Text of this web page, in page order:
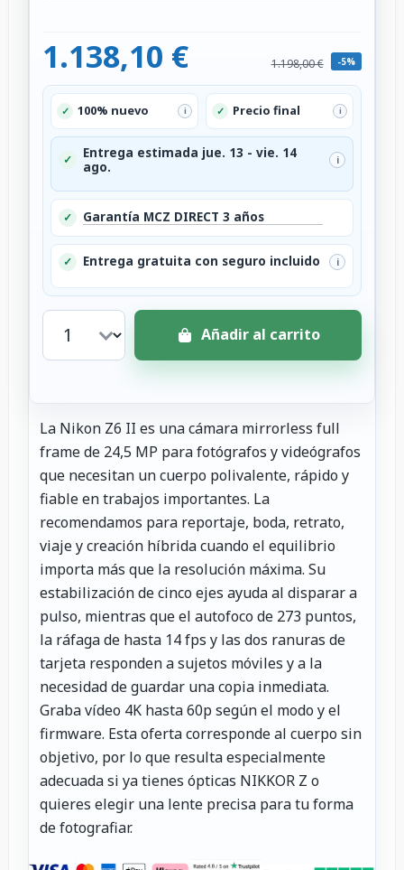
1.138,10 € 1.198,00 € -5%
✓ 100% nuevo i ✓ Precio final i
✓
Entrega estimada jue. 13 - vie. 14
ago.
i
✓ Garantía MCZ DIRECT 3 años
✓ Entrega gratuita con seguro incluido i
Añadir al carrito
La Nikon Z6 II es una cámara mirrorless full
frame de 24,5 MP para fotógrafos y videógrafos
que necesitan un cuerpo polivalente, rápido y
fiable en trabajos importantes. La
recomendamos para reportaje, boda, retrato,
viaje y creación híbrida cuando el equilibrio
importa más que la resolución máxima. Su
estabilización de cinco ejes ayuda al disparar a
pulso, mientras que el autofoco de 273 puntos,
la ráfaga de hasta 14 fps y las dos ranuras de
tarjeta responden a sujetos móviles y a la
necesidad de guardar una copia inmediata.
Graba vídeo 4K hasta 60p según el modo y el
firmware. Esta oferta corresponde al cuerpo sin
objetivo, por lo que resulta especialmente
adecuada si ya tienes ópticas NIKKOR Z o
quieres elegir una lente precisa para tu forma
de fotografiar.